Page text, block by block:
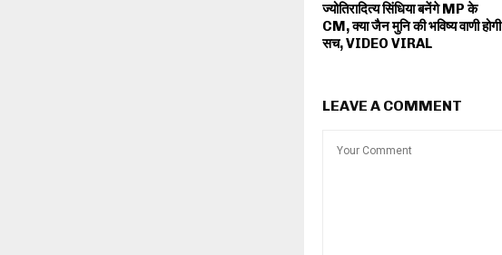
ज्योतिरादित्य सिंधिया बनेंगे MP के
CM, क्या जैन मुनि की भविष्य वाणी होगी
सच, VIDEO VIRAL
LEAVE A COMMENT